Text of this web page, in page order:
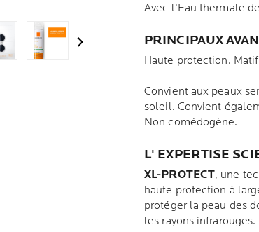
Next Panel
Avec l'Eau thermale
PRINCIPAUX
Haute protection.
Convient aux peaux
soleil. Convient
Non comédogène.
L' EXPERTISE
XL-PROTECT, une
haute protection à
protéger la peau des
les rayons infrarouges.